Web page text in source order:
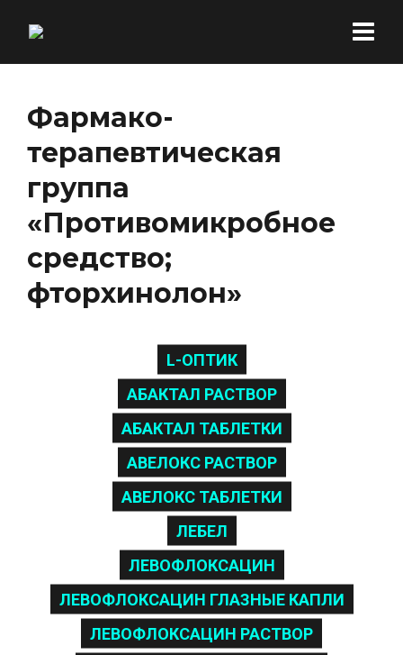
Фармако-
терапевтическая
группа
«Противомикробное
средство;
фторхинолон»
L-ОПТИК
АБАКТАЛ РАСТВОР
АБАКТАЛ ТАБЛЕТКИ
АВЕЛОКС РАСТВОР
АВЕЛОКС ТАБЛЕТКИ
ЛЕБЕЛ
ЛЕВОФЛОКСАЦИН
ЛЕВОФЛОКСАЦИН ГЛАЗНЫЕ КАПЛИ
ЛЕВОФЛОКСАЦИН РАСТВОР